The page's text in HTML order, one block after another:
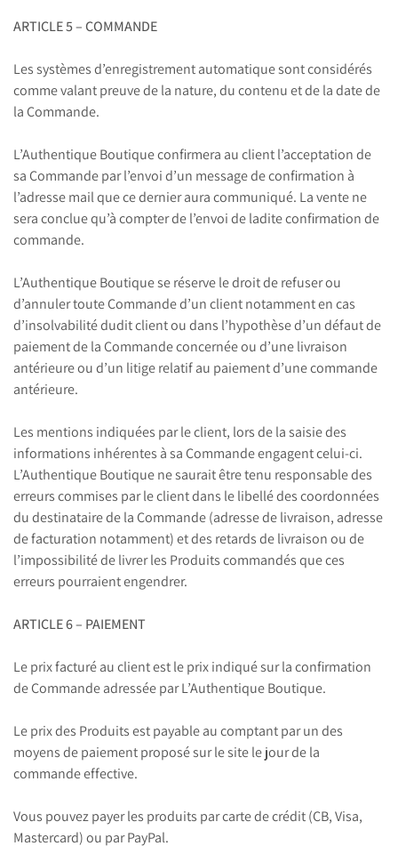
ARTICLE 5 – COMMANDE
Les systèmes d’enregistrement automatique sont considérés
comme valant preuve de la nature, du contenu et de la date de
la Commande.
L’Authentique Boutique confirmera au client l’acceptation de
sa Commande par l’envoi d’un message de confirmation à
l’adresse mail que ce dernier aura communiqué. La vente ne
sera conclue qu’à compter de l’envoi de ladite confirmation de
commande.
L’Authentique Boutique se réserve le droit de refuser ou
d’annuler toute Commande d’un client notamment en cas
d’insolvabilité dudit client ou dans l’hypothèse d’un défaut de
paiement de la Commande concernée ou d’une livraison
antérieure ou d’un litige relatif au paiement d’une commande
antérieure.
Les mentions indiquées par le client, lors de la saisie des
informations inhérentes à sa Commande engagent celui-ci.
L’Authentique Boutique ne saurait être tenu responsable des
erreurs commises par le client dans le libellé des coordonnées
du destinataire de la Commande (adresse de livraison, adresse
de facturation notamment) et des retards de livraison ou de
l’impossibilité de livrer les Produits commandés que ces
erreurs pourraient engendrer.
ARTICLE 6 – PAIEMENT
Le prix facturé au client est le prix indiqué sur la confirmation
de Commande adressée par L’Authentique Boutique.
Le prix des Produits est payable au comptant par un des
moyens de paiement proposé sur le site le jour de la
commande effective.
Vous pouvez payer les produits par carte de crédit (CB, Visa,
Mastercard) ou par PayPal.